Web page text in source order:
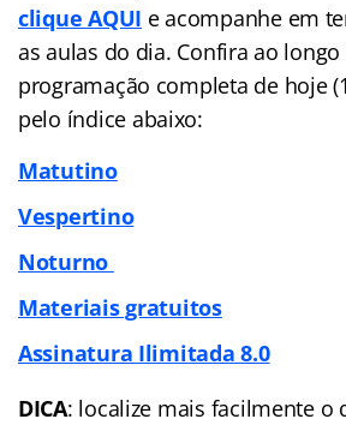
clique AQUI e acompanhe em
as aulas do dia. Confira ao
programação completa de hoje
pelo índice abaixo:
Matutino
Vespertino
Noturno
Materiais gratuitos
Assinatura Ilimitada 8.0
DICA: localize mais facilmente o